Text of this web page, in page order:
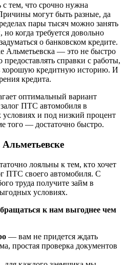
с тем, что срочно нужна
могут быть разные, да
пары тысяч можно занять
когда требуется довольно
о банковском кредите.
Альметьевска — это не быстро
справки с работы,
хорошую кредитную историю. И
кредита.
оптимальный вариант
ПТС автомобиля в
и под низкий процент
того — достаточно быстро.
лояльны к тем, кто хочет
ПТС своего автомобиля. С
труда получите займ в
условиях.
к нам выгоднее чем
— вам не придется ждать
простая проверка документов